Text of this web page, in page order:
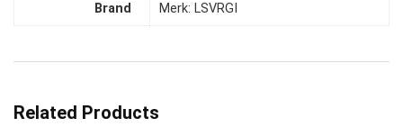
Brand Merk: LSVRGI
Related Products